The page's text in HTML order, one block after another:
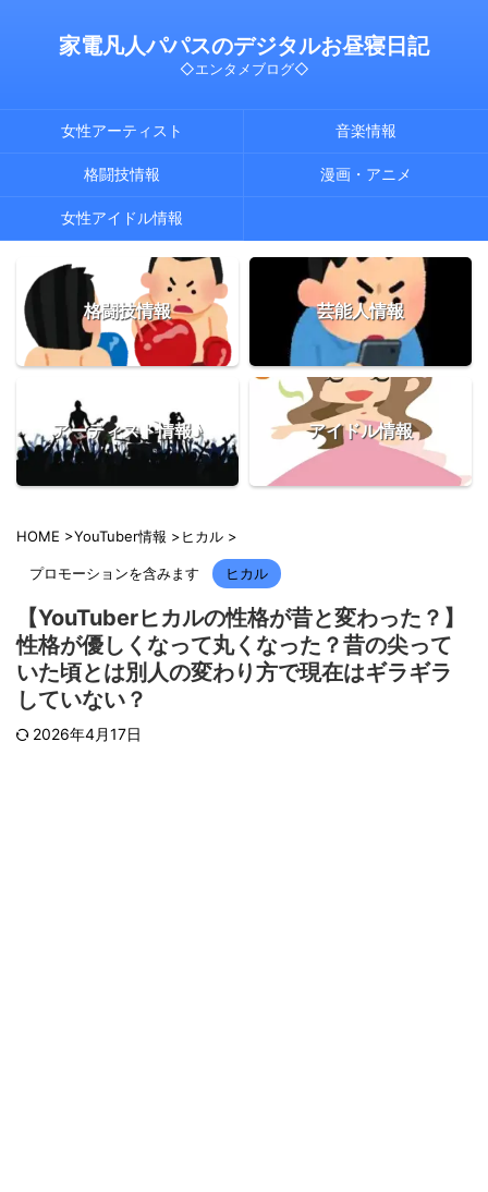
家電凡人パパスのデジタルお昼寝日記
◇エンタメブログ◇
女性アーティスト 音楽情報
格闘技情報 漫画・アニメ
女性アイドル情報
格闘技情報 芸能人情報
アーティスト情報♪ アイドル情報
HOME >YouTuber情報 >ヒカル >
プロモーションを含みます ヒカル
【YouTuberヒカルの性格が昔と変わった？】
性格が優しくなって丸くなった？昔の尖って
いた頃とは別人の変わり方で現在はギラギラ
していない？
2026年4月17日